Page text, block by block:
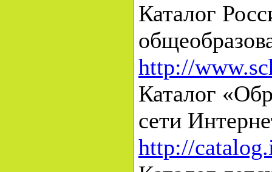
Каталог
http://
Каталог
сети
http://